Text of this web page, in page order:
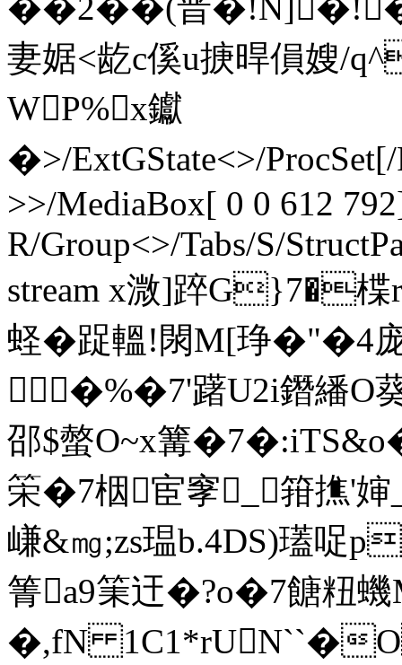
妻婮<龁c傒u掶晘傊嫂/
WP%x钀
�>/ExtGState<>/
>>/MediaBox[ 0 0 612
R/Group<>/Tabs/S/
stream x溦]踤G}7�楪
蛏�踀轀!閖M[琤
�%�7'躇U2i鐕繙O
邵$螫O~x篝
筞�7栶宦窙_箝撨'
嵰&㎎; zs瑥b.4DS)瓂
箐a9筙迀�?o�7餹粈蟣
�,fN 1C1*rUN``�O